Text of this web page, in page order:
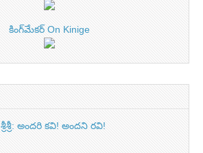
కింగ్‌మేకర్ On Kinige
శ్రీశ్రీ: అందరి కవి! అందని రవి!